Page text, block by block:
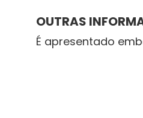
OUTRAS
É apresentado